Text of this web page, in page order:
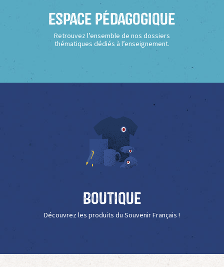
Espace Pédagogique
Retrouvez l’ensemble de nos dossiers
thématiques dédiés à l’enseignement.
Boutique
Découvrez les produits du Souvenir Français !